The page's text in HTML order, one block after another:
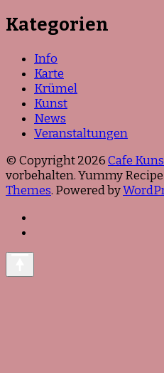
Kategorien
Info
Karte
Krümel
Kunst
News
Veranstaltungen
© Copyright 2026Cafe
vorbehalten. Yummy
Themes. Powered by